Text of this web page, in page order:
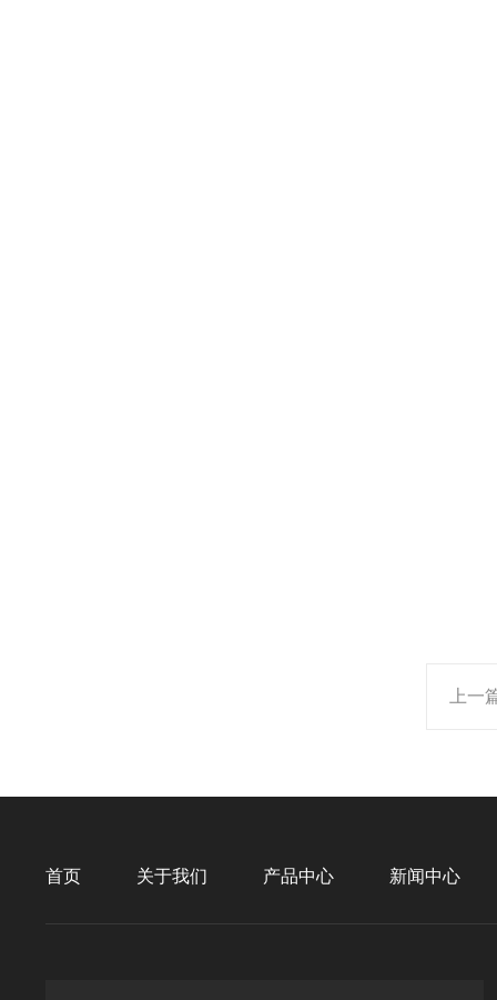
上一
首页 关于我们 产品中心 新闻中心